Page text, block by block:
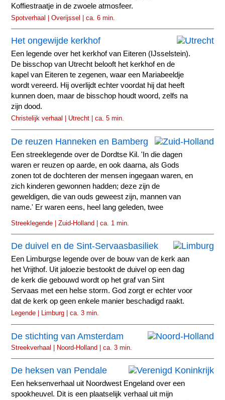
Koffiestraatje in de zwoele atmosfeer.
Spotverhaal | Overijssel | ca. 6 min.
Het ongewijde kerkhof
Een legende over het kerkhof van Eiteren (IJsselstein).
De bisschop van Utrecht belooft het kerkhof en de
kapel van Eiteren te zegenen, waar een Mariabeeldje
wordt vereerd. Hij overlijdt echter voordat hij dat heeft
kunnen doen, maar de bisschop houdt woord, zelfs na
zijn dood.
Christelijk verhaal | Utrecht | ca. 5 min.
De reuzen Hanneken en Bamberg
Een streeklegende over de Dordtse Kil. 'In die dagen
waren er reuzen op aarde, en ook daarna, als Gods
zonen tot de dochteren der mensen ingegaan waren, en
zich kinderen gewonnen hadden; deze zijn de
geweldigen, die van ouds geweest zijn, mannen van
name.' Er waren eens, heel lang geleden, twee
Streeklegende | Zuid-Holland | ca. 1 min.
De duivel en de Sint-Servaasbasiliek
Een Limburgse legende over de bouw van de kerk aan
het Vrijthof. Uit jaloezie bestookt de duivel op een dag
de kerk die gebouwd wordt op het graf van Sint
Servaas met een helse storm. God zorgt er echter voor
dat de kerk op geen enkele manier beschadigd raakt.
Legende | Limburg | ca. 3 min.
De stichting van Amsterdam
Streekverhaal | Noord-Holland | ca. 3 min.
De heksen van Pendale
Een heksenverhaal uit Noordwest Engeland over een
spookheuvel. Dit is een plaatselijk verhaal uit mijn